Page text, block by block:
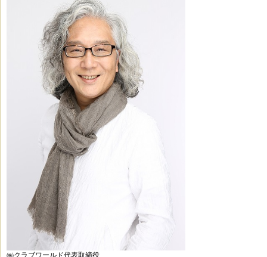
㈱クラブワールド代表取締役